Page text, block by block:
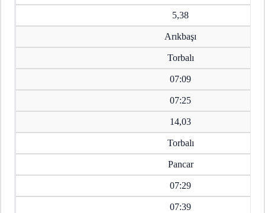
5,38
Arıkbaşı
Torbalı
07:09
07:25
14,03
Torbalı
Pancar
07:29
07:39